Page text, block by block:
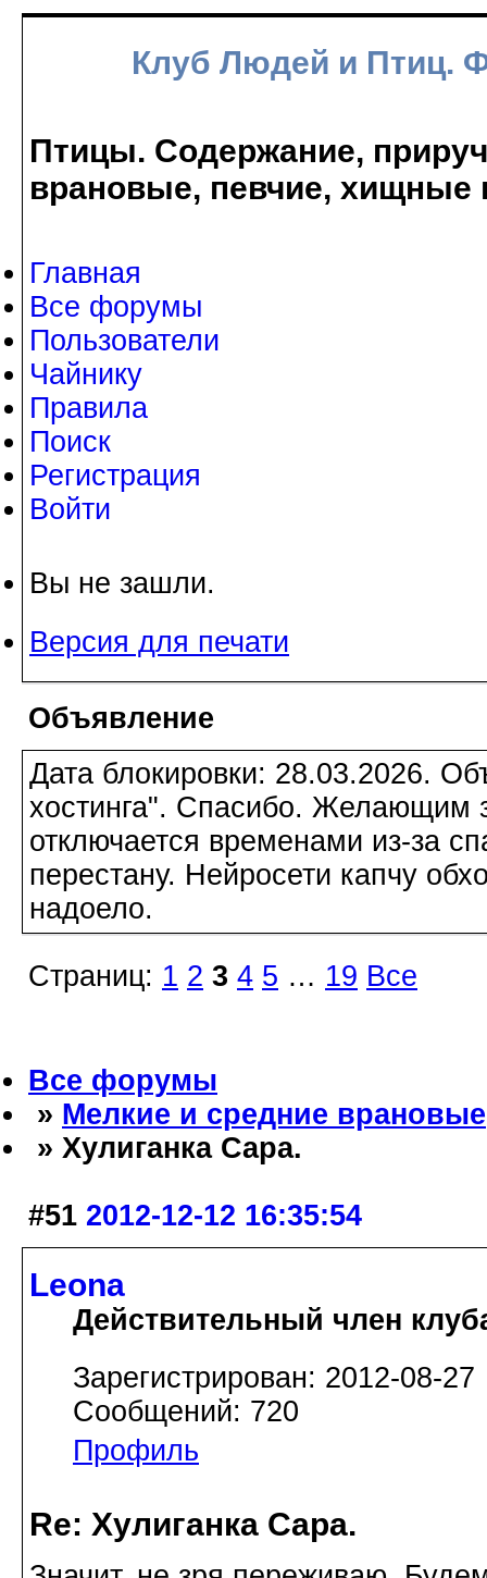
Клуб Людей и Птиц.
Птицы. Содержание,
врановые, певчие, хищные
Главная
Все форумы
Пользователи
Чайнику
Правила
Поиск
Регистрация
Войти
Вы не зашли.
Версия для печати
Объявление
Дата блокировки: 28.03.2026.
хостинга". Спасибо. Желающим
отключается временами из-за
перестану. Нейросети капчу
надоело.
Страниц: 1 2 3 4 5 … 19 Все
Все форумы
» Мелкие и средние врановые
» Хулиганка Сара.
#51 2012-12-12 16:35:54
Leona
Действительный член
Зарегистрирован: 2012-08-27
Сообщений: 720
Профиль
Re: Хулиганка Сара.